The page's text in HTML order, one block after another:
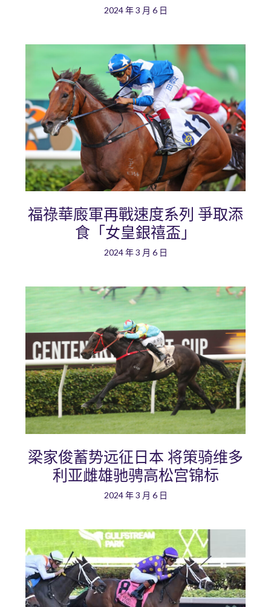
2024 年 3 月 6 日
福祿華廄軍再戰速度系列 爭取添
食「女皇銀禧盃」
2024 年 3 月 6 日
梁家俊蓄势远征日本 将策骑维多
利亚雌雄驰骋高松宫锦标
2024 年 3 月 6 日